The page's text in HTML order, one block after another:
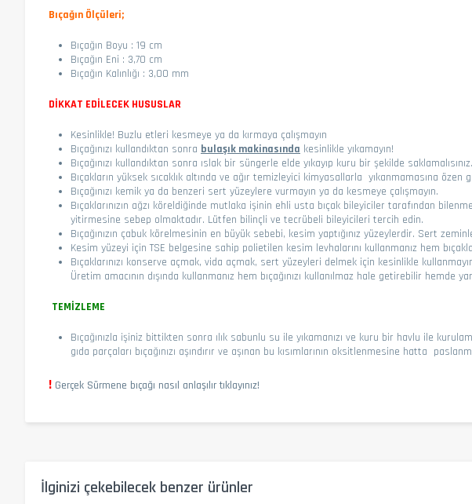
Bıçağın Ölçüleri;
Bıçağın Boyu : 19 cm
Bıçağın Eni : 3,70 cm
Bıçağın Kalınlığı : 3,00 mm
DİKKAT EDİLECEK HUSUSLAR
Kesinlikle! Buzlu etleri kesmeye ya da kırmaya çalışmayın
Bıçağınızı kullandıktan sonra bulaşık makinasında kesinlikle yıkamayın!
Bıçağınızı kullandıktan sonra ıslak bir süngerle elde yıkayıp kuru bir şekilde saklamalısınız.
Bıçakların yüksek sıcaklık altında ve ağır temizleyici kimyasallarla yıkanmamasına
Bıçağınızı kemik ya da benzeri sert yüzeylere vurmayın ya da kesmeye çalışmayın.
Bıçaklarınızın ağzı köreldiğinde mutlaka işinin ehli usta bıçak bileyiciler tarafından
yitirmesine sebep olmaktadır. Lütfen bilinçli ve tecrübeli bileyicileri tercih edin.
Bıçağınızın çabuk körelmesinin en büyük sebebi, kesim yaptığınız yüzeylerdir. Sert
Kesim yüzeyi için TSE belgesine sahip polietilen kesim levhalarını kullanmanız hem
Bıçaklarınızı konserve açmak, vida açmak, sert yüzeyleri delmek için kesinlikle
Üretim amacının dışında kullanmanız hem bıçağınızı kullanılmaz hale getirebilir hemde
TEMİZLEME
Bıçağınızla işiniz bittikten sonra ılık sabunlu su ile yıkamanızı ve kuru bir havlu ile
gıda parçaları bıçağınızı aşındırır ve aşınan bu kısımlarının oksitlenmesine hatta
! Gerçek Sürmene bıçağı nasıl anlaşılır tıklayınız!
İlginizi çekebilecek benzer ürünler